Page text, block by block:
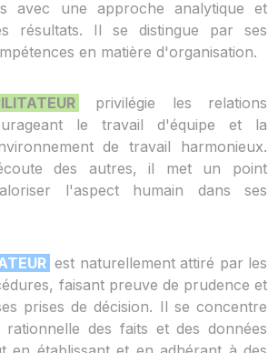
privilégie les relations
le travail d'équipe et la
de travail harmonieux.
des autres, il met un point
l'aspect humain dans ses
est naturellement attiré par les
faisant preuve de prudence et
prises de décision. Il se concentre
des faits et des données
avec une approche analytique et
résultats. Il se distingue par ses
en matière d'organisation.